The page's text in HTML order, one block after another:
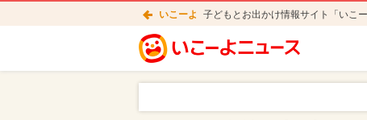
いこーよ 子どもとお出かけ情報サイト「いこ